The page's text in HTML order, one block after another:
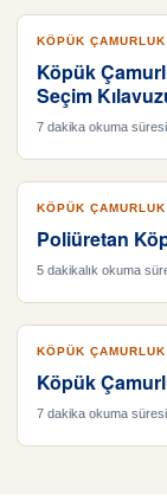
KÖPÜK
Köpük
Seçim
7 dakika okuma
KÖPÜK
Poliüretan
5 dakikalık okuma
KÖPÜK
Köpük
7 dakika okuma